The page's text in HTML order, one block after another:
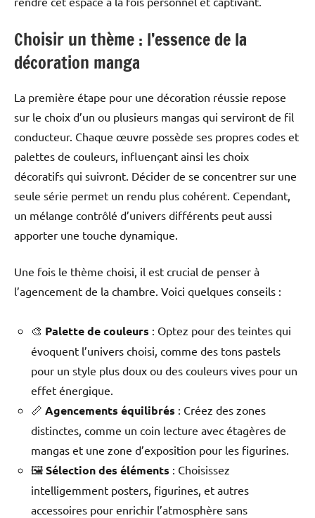
Choisir un thème : l’essence de la
décoration manga
La première étape pour une décoration réussie repose
sur le choix d’un ou plusieurs mangas qui serviront de fil
conducteur. Chaque œuvre possède ses propres codes et
palettes de couleurs, influençant ainsi les choix
décoratifs qui suivront. Décider de se concentrer sur une
seule série permet un rendu plus cohérent. Cependant,
un mélange contrôlé d’univers différents peut aussi
apporter une touche dynamique.
Une fois le thème choisi, il est crucial de penser à
l’agencement de la chambre. Voici quelques conseils :
🎨 Palette de couleurs : Optez pour des teintes qui
évoquent l’univers choisi, comme des tons pastels
pour un style plus doux ou des couleurs vives pour un
effet énergique.
📏 Agencements équilibrés : Créez des zones
distinctes, comme un coin lecture avec étagères de
mangas et une zone d’exposition pour les figurines.
🖼️ Sélection des éléments : Choisissez
intelligemment posters, figurines, et autres
accessoires pour enrichir l’atmosphère sans